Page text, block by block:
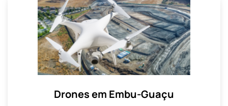
Drones em Embu-Guaçu